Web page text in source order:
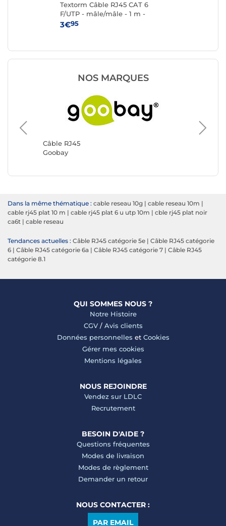
Textorm Câble RJ45 CAT 6
F/UTP - mâle/mâle - 1 m -
Blanc
3€95
NOS MARQUES
Câble RJ45
Goobay
Dans la même thématique : cable reseau 10g | cable reseau 10m |
cable rj45 plat 10 m | cable rj45 plat 6 u utp 10m | cble rj45 plat noir
ca6t | cable reseau
Tendances actuelles : Câble RJ45 catégorie 5e | Câble RJ45 catégorie
6 | Câble RJ45 catégorie 6a | Câble RJ45 catégorie 7 | Câble RJ45
catégorie 8.1
QUI SOMMES NOUS ?
Notre Histoire
CGV/ Avis clients
Données personnelles et Cookies
Gérer mes cookies
Mentions légales
NOUS REJOINDRE
Vendez sur LDLC
Recrutement
BESOIN D'AIDE ?
Questions fréquentes
Modes de livraison
Modes de règlement
Demander un retour
NOUS CONTACTER :
PAR EMAIL